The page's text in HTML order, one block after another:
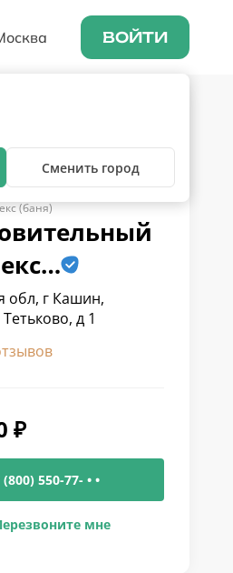
ВОЙТИ
Сменить город
(баня)
обл, г Кашин,
д 1
₽
(800) 550-77- • •
мне